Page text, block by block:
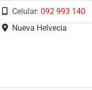
Celular: 092 993 140
Nueva Helvecia